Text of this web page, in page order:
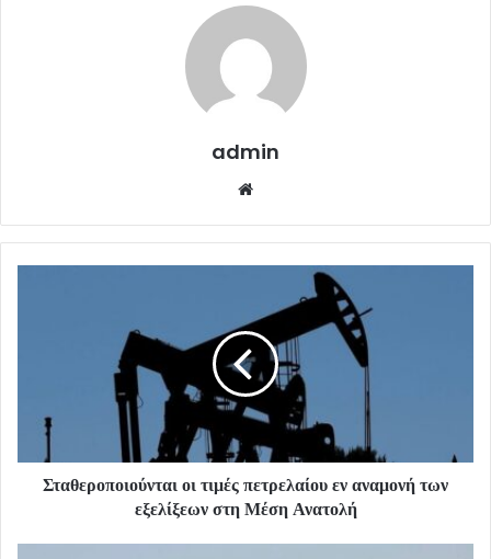
admin
Σταθεροποιούνται οι τιμές πετρελαίου εν αναμονή των
εξελίξεων στη Μέση Ανατολή